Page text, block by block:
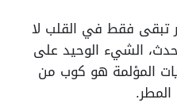
تبقى فقط في القلب لا
الشيء الوحيد على
المؤلمة هو كوب من